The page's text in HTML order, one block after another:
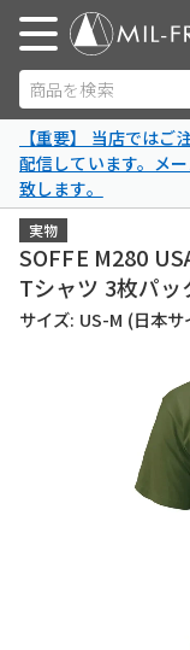
商品を検索
【重要】 当店では
配信しています。メ
致します。
実物
SOFFE M280
Tシャツ 3枚パ
サイズ: US-M (日本サ